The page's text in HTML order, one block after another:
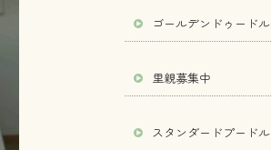
ゴールデンドゥードル
里親募集中
スタンダードプードル